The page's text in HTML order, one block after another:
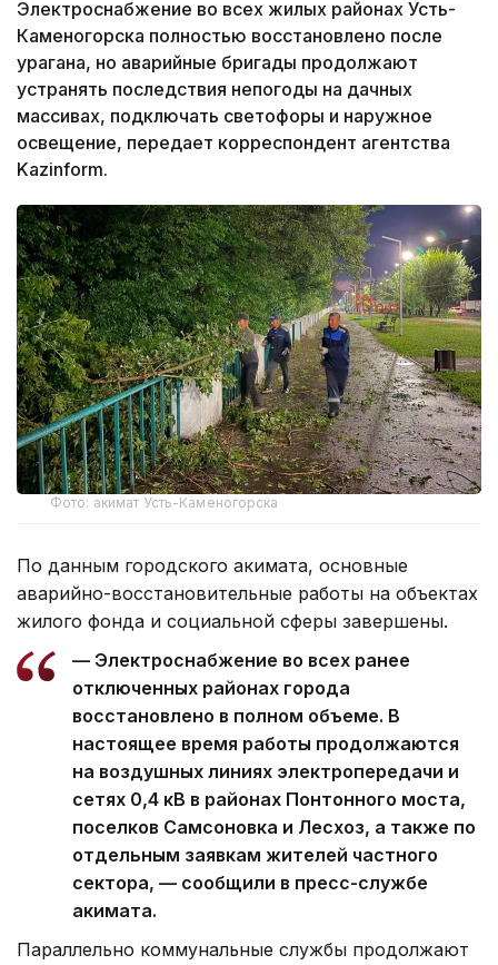
Электроснабжение во всех жилых районах Усть-
Каменогорска полностью восстановлено после
урагана, но аварийные бригады продолжают
устранять последствия непогоды на дачных
массивах, подключать светофоры и наружное
освещение, передает корреспондент агентства
Kazinform.
Фото: акимат Усть-Каменогорска
По данным городского акимата, основные
аварийно-восстановительные работы на объектах
жилого фонда и социальной сферы завершены.
— Электроснабжение во всех ранее
отключенных районах города
восстановлено в полном объеме. В
настоящее время работы продолжаются
на воздушных линиях электропередачи и
сетях 0,4 кВ в районах Понтонного моста,
поселков Самсоновка и Лесхоз, а также по
отдельным заявкам жителей частного
сектора, — сообщили в пресс-службе
акимата.
Параллельно коммунальные службы продолжают